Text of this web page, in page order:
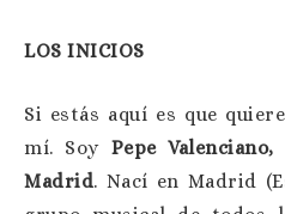
LOS INICIOS
Si estás aquí es que
mí. Soy Pepe
Madrid. Nací en Madrid